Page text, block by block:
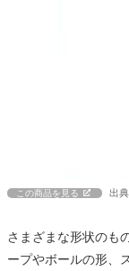
この商品を見る 出
さまざまな形状のも
ープやボールの形、